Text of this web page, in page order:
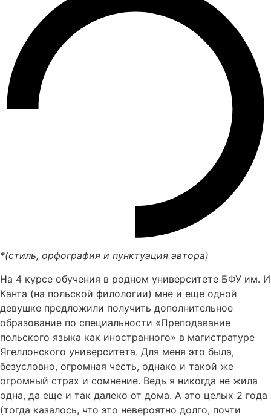
*(стиль, орфография и пунктуация автора)
На 4 курсе обучения в родном университете БФУ им. И
Канта (на польской филологии) мне и еще одной
девушке предложили получить дополнительное
образование по специальности «Преподавание
польского языка как иностранного» в магистратуре
Ягеллонского университета. Для меня это была,
безусловно, огромная честь, однако и такой же
огромный страх и сомнение. Ведь я никогда не жила
одна, да еще и так далеко от дома. А это целых 2 года
(тогда казалось, что это невероятно долго, почти